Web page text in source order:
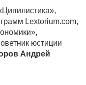
Lextorium.com,
юстиции
Андрей